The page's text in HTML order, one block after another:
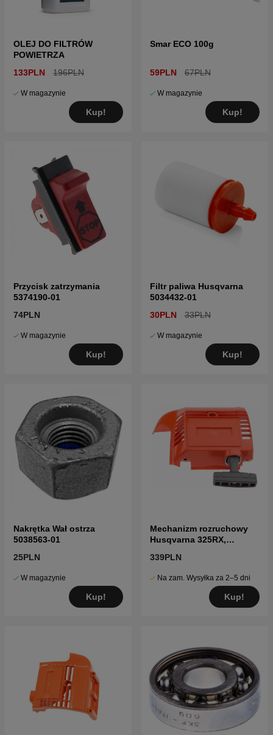
OLEJ DO FILTRÓW
POWIETRZA
133PLN
196PLN
W magazynie
Kup!
Smar ECO 100g
59PLN 67PLN
W magazynie
Kup!
Przycisk zatrzymania
5374190-01
74PLN
W magazynie
Kup!
Filtr paliwa Husqvarna
5034432-01
30PLN
33PLN
W magazynie
Kup!
Nakrętka Wał ostrza
5038563-01
25PLN
W magazynie
Kup!
Mechanizm rozruchowy
Husqvarna 325RX,
339PLN
Na zam. Wysyłka za 2–5 dni
Kup!